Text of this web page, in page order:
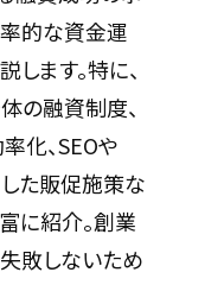
的な資金運
ます。特に、
の融資制度、
化、SEOや
た販促施策な
に紹介。創業
敗しないため